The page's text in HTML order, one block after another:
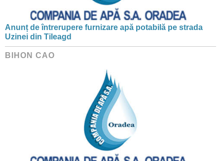
Anunț de întrerupere furnizare apă potabilă pe strada
Uzinei din Tileagd
BIHON CAO